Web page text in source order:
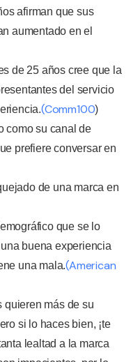
afirman que sus
aumentado en el
de 25 años cree que la
del servicio
(Comm100)
como su canal de
prefiere conversar en
de una marca en
que se lo
buena experiencia
una mala.(American
quieren más de su
si lo haces bien, ¡te
lealtad a la marca